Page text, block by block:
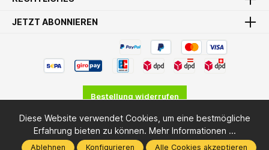
JETZT ABONNIEREN
Bestellung widerrufen
* Alle Preise inkl. gesetzl. Mehrwertsteuer zzgl.Versandkosten
und ggf. Nachnahmegebühren, wenn nicht anders angegeben.
Diese Website verwendet Cookies, um eine bestmögliche
Erfahrung bieten zu können. Mehr Informationen ...
Ablehnen Konfigurieren Alle Cookies akzeptieren